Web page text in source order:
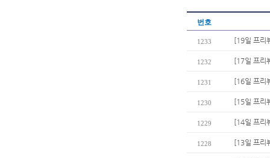
번호
1233 [19일 프리
1232 [17일 프리
1231 [16일 프리
1230 [15일 프리
1229 [14일 프리
1228 [13일 프리